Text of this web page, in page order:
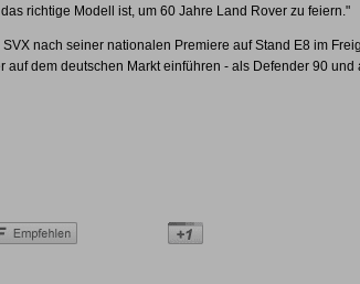
richtige Modell ist, um 60 Jahre Land Rover zu feiern."
nach seiner nationalen Premiere auf Stand E8 im
auf dem deutschen Markt einführen - als Defender 90 und